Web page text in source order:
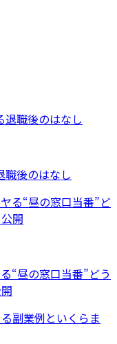
職後のはなし
“昼の窓口当番”どう